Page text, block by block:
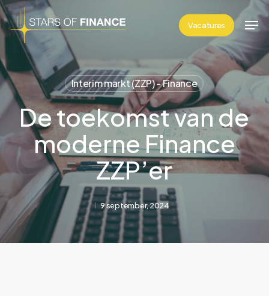
Skip
to
main
content
Vacatures
Interim markt (ZZP) - Finance
De toekomst van de
moderne Finance
ZZP’er
9 september, 2024